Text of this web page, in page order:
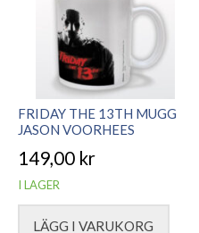
FRIDAY THE 13TH MUGG
JASON VOORHEES
149,00 kr
I LAGER
LÄGG I VARUKORG